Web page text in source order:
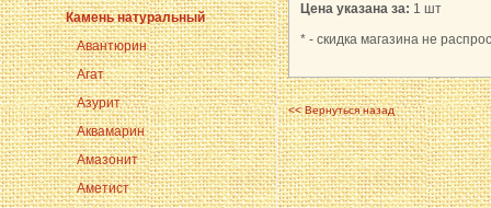
Камень натуральный
Авантюрин
Агат
Азурит
Аквамарин
Амазонит
Аметист
Цена указана за: 1 шт
* - скидка магазина не
<< Вернуться назад